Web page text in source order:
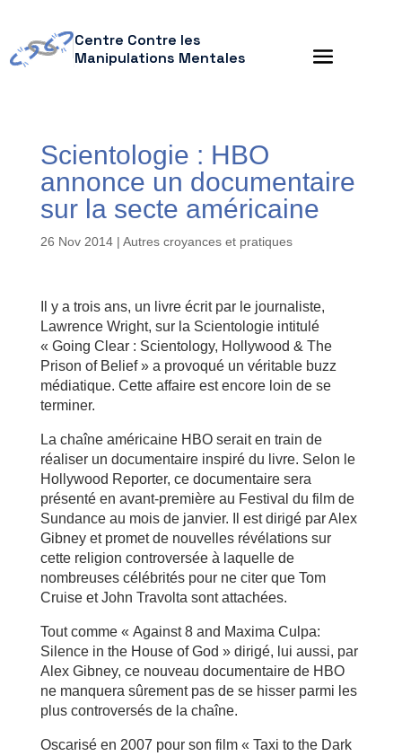
Centre Contre les
Manipulations Mentales
Scientologie : HBO
annonce un documentaire
sur la secte américaine
26 Nov 2014| Autres croyances et pratiques
Il y a trois ans, un livre écrit par le journaliste,
Lawrence Wright, sur la Scientologie intitulé
« Going Clear : Scientology, Hollywood & The
Prison of Belief » a provoqué un véritable buzz
médiatique. Cette affaire est encore loin de se
terminer.
La chaîne américaine HBO serait en train de
réaliser un documentaire inspiré du livre. Selon le
Hollywood Reporter, ce documentaire sera
présenté en avant-première au Festival du film de
Sundance au mois de janvier. Il est dirigé par Alex
Gibney et promet de nouvelles révélations sur
cette religion controversée à laquelle de
nombreuses célébrités pour ne citer que Tom
Cruise et John Travolta sont attachées.
Tout comme « Against 8 and Maxima Culpa:
Silence in the House of God » dirigé, lui aussi, par
Alex Gibney, ce nouveau documentaire de HBO
ne manquera sûrement pas de se hisser parmi les
plus controversés de la chaîne.
Oscarisé en 2007 pour son film « Taxi to the Dark